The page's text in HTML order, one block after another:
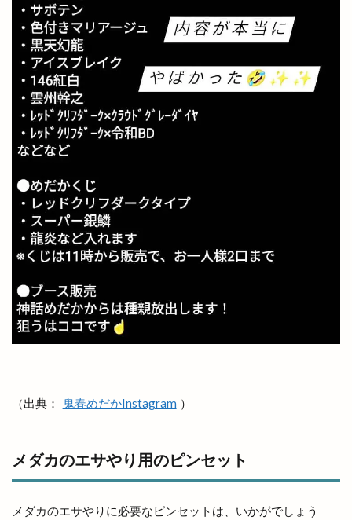
（出典： 鬼春めだかInstagram ）
メダカのエサやり用のピンセット
メダカのエサやりに必要なピンセットは、いかがでしょう